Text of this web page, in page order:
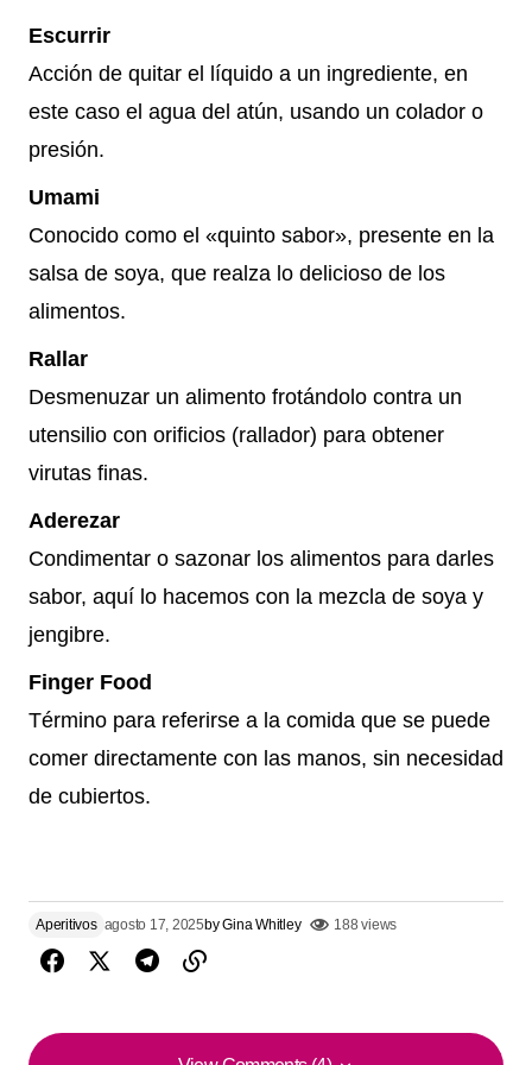
Escurrir
Acción de quitar el líquido a un ingrediente, en
este caso el agua del atún, usando un colador o
presión.
Umami
Conocido como el «quinto sabor», presente en la
salsa de soya, que realza lo delicioso de los
alimentos.
Rallar
Desmenuzar un alimento frotándolo contra un
utensilio con orificios (rallador) para obtener
virutas finas.
Aderezar
Condimentar o sazonar los alimentos para darles
sabor, aquí lo hacemos con la mezcla de soya y
jengibre.
Finger Food
Término para referirse a la comida que se puede
comer directamente con las manos, sin necesidad
de cubiertos.
Aperitivos agosto 17, 2025byGina Whitley 188 views